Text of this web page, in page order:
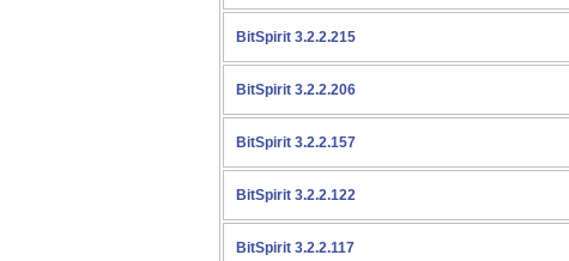
BitSpirit 3.2.2.215
BitSpirit 3.2.2.206
BitSpirit 3.2.2.157
BitSpirit 3.2.2.122
BitSpirit 3.2.2.117